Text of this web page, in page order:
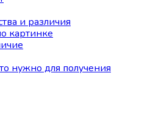
и различия
картинке
нужно для получения